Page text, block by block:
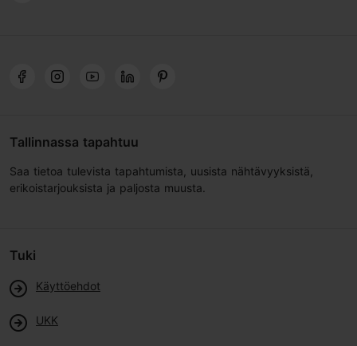
Tallinnassa tapahtuu
Saa tietoa tulevista tapahtumista, uusista nähtävyyksistä,
erikoistarjouksista ja paljosta muusta.
Tuki
Käyttöehdot
UKK